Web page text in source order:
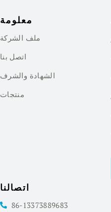
معلومة
ملف الشركة
اتصل بنا
الشهادة والشرف
منتجات
اتصالنا
86-13373889683